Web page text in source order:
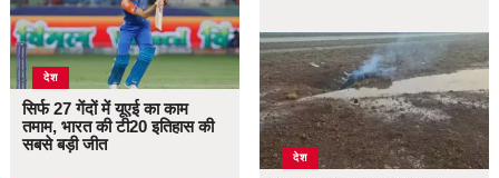
देश
सिर्फ 27 गेंदों में यूएई का काम
तमाम, भारत की टी20 इतिहास की
सबसे बड़ी जीत
देश